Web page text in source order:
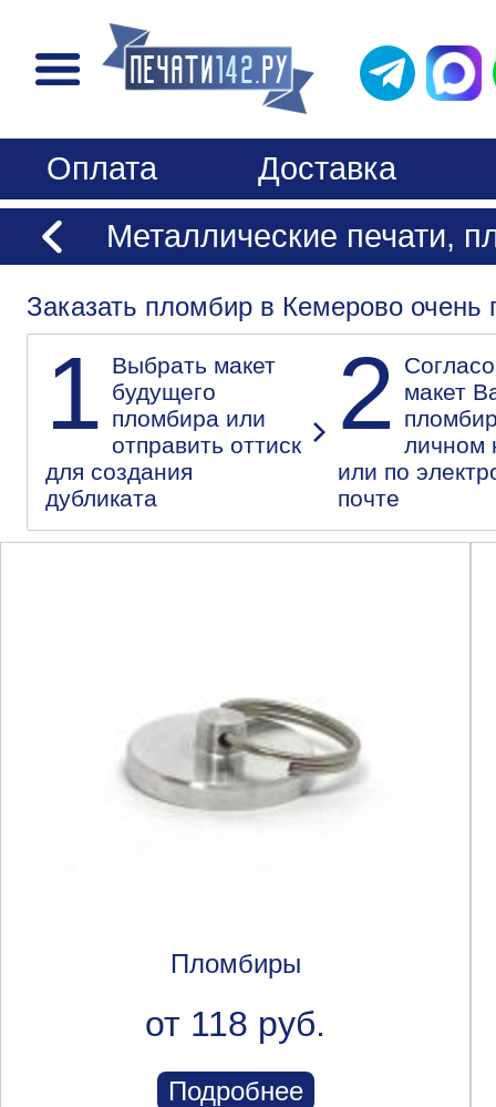
Оплата
Доставка
Металлические печати,
Заказать пломбир в Кемерово очень
1 Выбрать макет
будущего
пломбира или
отправить оттиск
для создания
дубликата
2
макет
личном
или по
почте
Пломбиры
от 118 руб.
Подробнее